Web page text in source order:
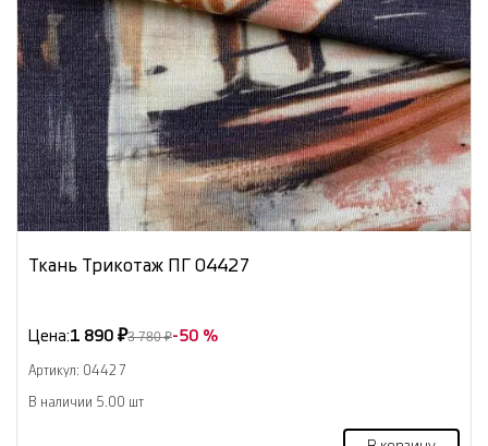
Ткань Трикотаж ПГ 04427
Цена:1 890 ₽3 780 ₽-50 %
Артикул: 04427
В наличии 5.00 шт